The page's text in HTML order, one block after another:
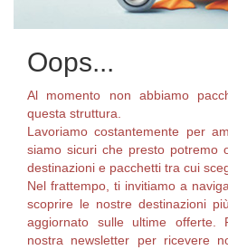
Oops...
Al momento non abbiamo
questa struttura.
Lavoriamo costantemente per
siamo sicuri che presto potremo
destinazioni e pacchetti tra cui
Nel frattempo, ti invitiamo a
scoprire le nostre destinazioni
aggiornato sulle ultime offerte.
nostra newsletter per ricevere